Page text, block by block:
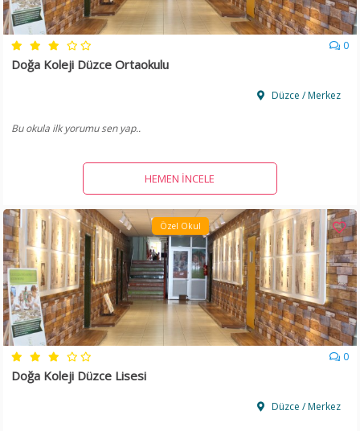
0
Doğa Koleji Düzce Ortaokulu
Düzce / Merkez
Bu okula ilk yorumu sen yap..
HEMEN İNCELE
Özel Okul
0
Doğa Koleji Düzce Lisesi
Düzce / Merkez